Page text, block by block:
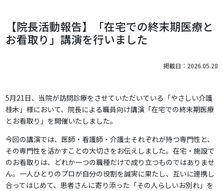
【院長活動報告】「在宅での終末期医療と
お看取り」講演を行いました
掲載日：2026.05.28
5月21日、当院が訪問診療をさせていただいている「やさしい介護
桂木」様において、院長による職員向け講演「在宅での終末期医療
とお看取り」を開催いたしました。
今回の講演では、医師・看護師・介護士それぞれが持つ専門性と、
その専門性を活かすことの大切さをお伝えしました。在宅・施設で
のお看取りは、どれか一つの職種だけで成り立つものではありませ
ん。一人ひとりのプロが自分の役割を誠実に果たし、互いに連携し
合ってはじめて、患者さんに寄り添った「その人らしいお別れ」を